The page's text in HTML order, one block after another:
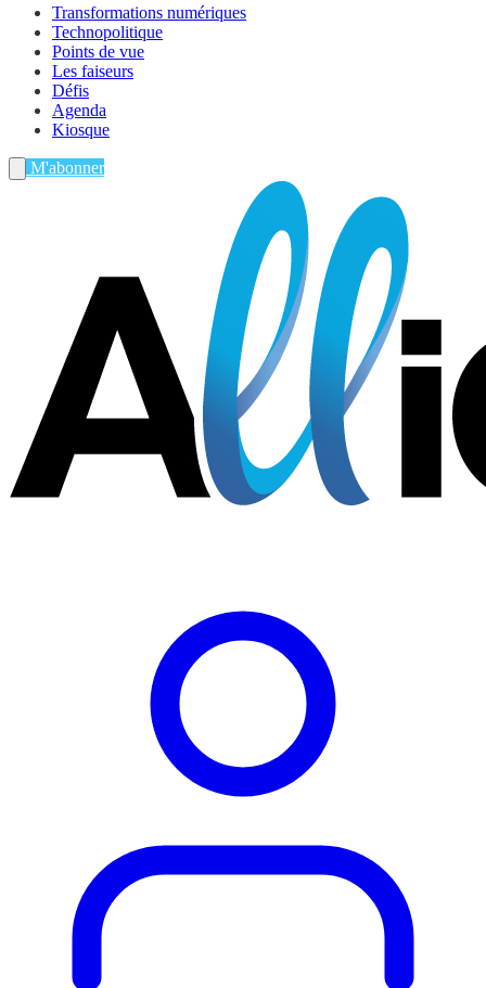
Transformations numériques
Technopolitique
Points de vue
Les faiseurs
Défis
Agenda
Kiosque
M'abonner